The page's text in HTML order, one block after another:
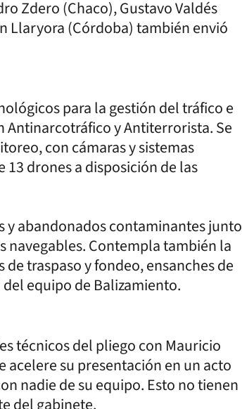
Zdero (Chaco), Gustavo Valdés
Llaryora (Córdoba) también envió
para la gestión del tráfico e
y Antiterrorista. Se
con cámaras y sistemas
drones a disposición de las
y abandonados contaminantes junto
navegables. Contempla también la
traspaso y fondeo, ensanches de
equipo de Balizamiento.
técnicos del pliego con Mauricio
su presentación en un acto
nadie de su equipo. Esto no tienen